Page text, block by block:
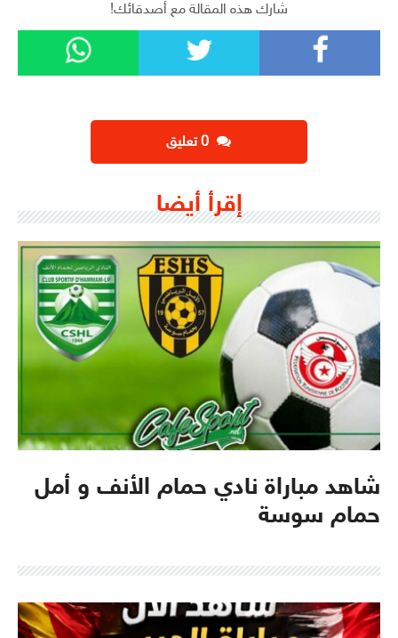
شارك هذه المقالة مع أصدقائك!
إقرأ أيضا
شاهد مباراة نادي حمام الأنف و أمل
حمام سوسة